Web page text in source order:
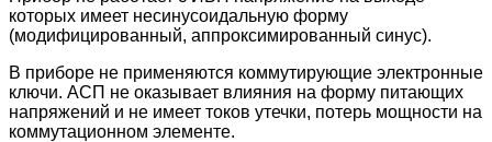
которых имеет несинусоидальную форму
(модифицированный, аппроксимированный синус).
В приборе не применяются коммутирующие электронные
ключи. АСП не оказывает влияния на форму питающих
напряжений и не имеет токов утечки, потерь мощности на
коммутационном элементе.